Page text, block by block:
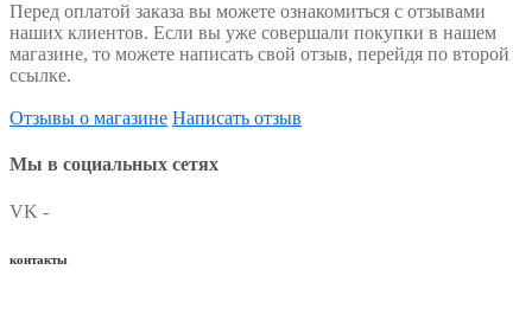
Перед оплатой заказа вы можете ознакомиться с отзывами
наших клиентов. Если вы уже совершали покупки в нашем
магазине, то можете написать свой отзыв, перейдя по второй
ссылке.
Отзывы о магазине Написать отзыв
Мы в социальных сетях
VK -
контакты